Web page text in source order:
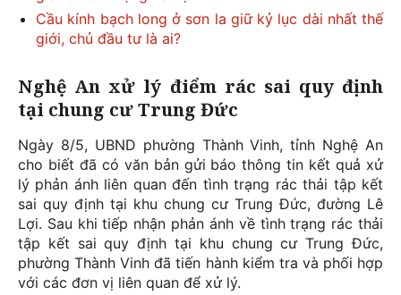
Cầu kính bạch long ở sơn la giữ kỷ lục dài nhất thế
giới, chủ đầu tư là ai?
Nghệ An xử lý điểm rác sai quy định
tại chung cư Trung Đức
Ngày 8/5, UBND phường Thành Vinh, tỉnh Nghệ An
cho biết đã có văn bản gửi báo thông tin kết quả xử
lý phản ánh liên quan đến tình trạng rác thải tập kết
sai quy định tại khu chung cư Trung Đức, đường Lê
Lợi. Sau khi tiếp nhận phản ánh về tình trạng rác thải
tập kết sai quy định tại khu chung cư Trung Đức,
phường Thành Vinh đã tiến hành kiểm tra và phối hợp
với các đơn vị liên quan để xử lý.